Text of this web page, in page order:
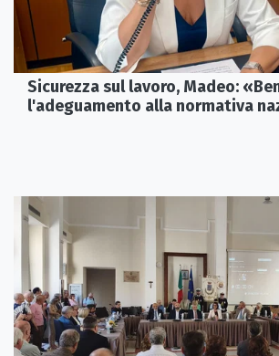
Sicurezza sul lavoro, Madeo:
l'adeguamento alla normativa